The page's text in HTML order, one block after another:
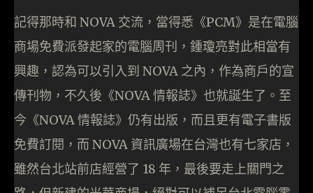
記得那時和 NOVA 交流，當得悉《PCM》是在電腦
商場免費派發起家的電腦周刊，鍾瓊亮對此相當有
興趣，認為可以引入到 NOVA 之內，作為商戶的宣
傳刊物，不久後《NOVA 情報誌》也就誕生了。至
今《NOVA 情報誌》仍有出版，而且更有電子書版
免費訂閱，而 NOVA 資訊廣場在台灣也有七家店，
雖然台北站前店經營了 18 年，最後要走上關門之